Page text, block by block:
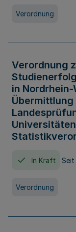
Verordnung
Verordnung
in
In Kraft Seit
Verordnung